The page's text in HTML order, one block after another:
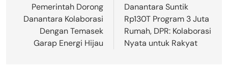
navigation
Pemerintah Dorong
Danantara Kolaborasi
Dengan Temasek
Garap Energi Hijau
Danantara Suntik
Rp130T Program 3 Juta
Rumah, DPR: Kolaborasi
Nyata untuk Rakyat